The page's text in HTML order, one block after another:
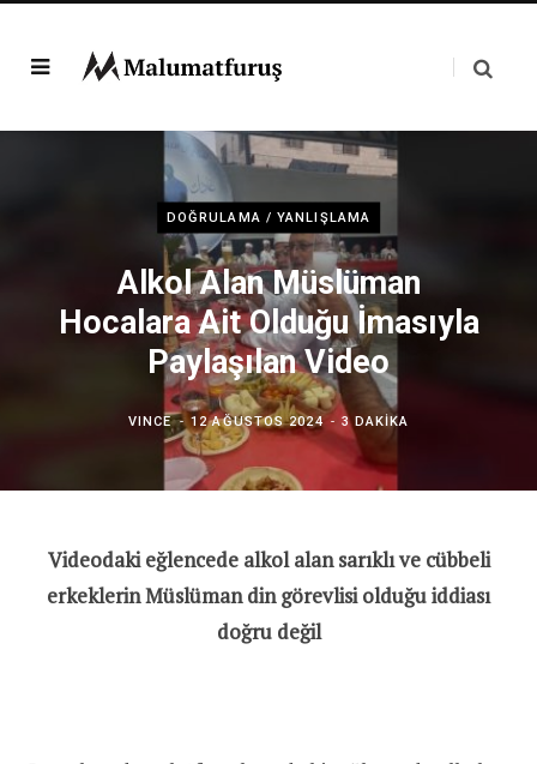
DOĞRULAMA / YANLIŞLAMA
Alkol Alan Müslüman
Hocalara Ait Olduğu İmasıyla
Paylaşılan Video
VINCE 12 AĞUSTOS 2024 3 DAKIKA
Videodaki eğlencede alkol alan sarıklı ve cübbeli
erkeklerin Müslüman din görevlisi olduğu iddiası
doğru değil